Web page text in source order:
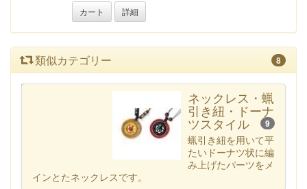
カート 詳細
類似カテゴリー 8
ネックレス・蝋
引き紐・ドーナ
ツスタイル 9
蝋引き紐を用いて平
たいドーナツ状に編
み上げたパーツをメ
インとたネックレスです。